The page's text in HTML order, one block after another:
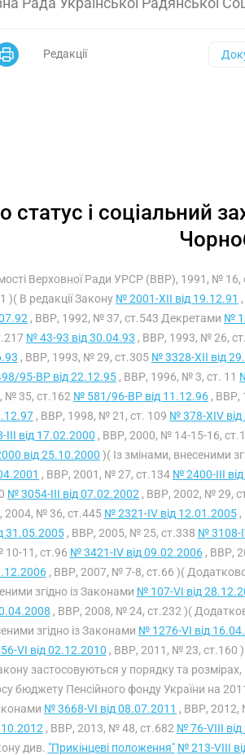
Редакції
статус і соціальний
Верховної Ради УРСР (ВВР), 1991, №
)( В редакції Закону № 2001-XII від 19.12.91
, ВВР, 1992, № 37, ст.543 Декретами №
№ 43-93 від 30.04.93 , ВВР, 1993, № 26,
, ВВР, 1993, № 29, ст.305 № 3328-XII від
95-ВР від 22.12.95 , ВВР, 1996, № 3, ст. 11
№ 35, ст.162 № 581/96-ВР від 11.12.96 , ВВР,
, ВВР, 1998, № 21, ст. 109 № 378-XIV
III від 17.02.2000 , ВВР, 2000, № 14-15-16,
від 25.10.2000 )( Із змінами, внесеними
, ВВР, 2001, № 27, ст.134 № 2400-III
№ 3054-III від 07.02.2002 , ВВР, 2002, № 29,
2004, № 36, ст.445 № 2321-IV від 12.01.2005,
31.05.2005, ВВР, 2005, № 25, ст.338 № 3108-
10-11, ст.96 № 3421-IV від 09.02.2006, ВВР,
, ВВР, 2007, № 7-8, ст.66 )(
згідно із Законами № 107-VI від
, ВВР, 2008, № 24, ст.232 )(
згідно із Законами № 1276-VI від
VI від 02.12.2010 , ВВР, 2011, № 23, ст.160
застосовуються у порядку та
бюджету Пенсійного фонду України на
№ 3668-VI від 08.07.2011 , ВВР, 2012,
, ВВР, 2013, № 48, ст.682 № 76-VIII
див. "Прикінцеві положення" № 213-VIII